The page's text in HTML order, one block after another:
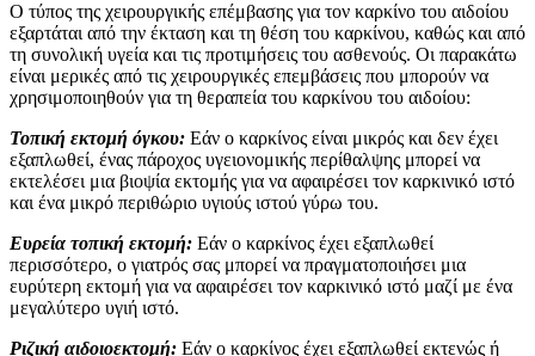
Ο τύπος της χειρουργικής επέμβασης για τον καρκίνο του αιδοίου
εξαρτάται από την έκταση και τη θέση του καρκίνου, καθώς και από
τη συνολική υγεία και τις προτιμήσεις του ασθενούς. Οι παρακάτω
είναι μερικές από τις χειρουργικές επεμβάσεις που μπορούν να
χρησιμοποιηθούν για τη θεραπεία του καρκίνου του αιδοίου:
Τοπική εκτομή όγκου: Εάν ο καρκίνος είναι μικρός και δεν έχει
εξαπλωθεί, ένας πάροχος υγειονομικής περίθαλψης μπορεί να
εκτελέσει μια βιοψία εκτομής για να αφαιρέσει τον καρκινικό ιστό
και ένα μικρό περιθώριο υγιούς ιστού γύρω του.
Ευρεία τοπική εκτομή: Εάν ο καρκίνος έχει εξαπλωθεί
περισσότερο, ο γιατρός σας μπορεί να πραγματοποιήσει μια
ευρύτερη εκτομή για να αφαιρέσει τον καρκινικό ιστό μαζί με ένα
μεγαλύτερο υγιή ιστό.
Ριζική αιδοιοεκτομή: Εάν ο καρκίνος έχει εξαπλωθεί εκτενώς ή